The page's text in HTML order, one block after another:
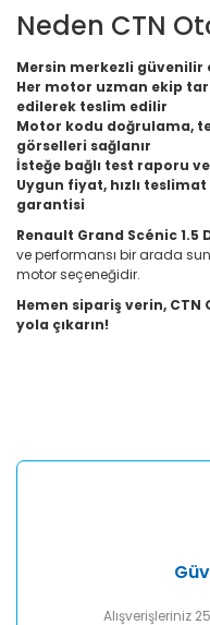
Neden CTN
Mersin merkezli
Her motor uzman ekip
edilerek teslim edilir
Motor kodu doğrulama,
görselleri sağlanır
İsteğe bağlı test raporu
Uygun fiyat, hızlı
garantisi
Renault Grand Scénic 1.5
ve performansı bir arada
motor seçeneğidir.
Hemen sipariş verin, CTN
yola çıkarın!
Ürün fiyatı diğer
Alışverişleriniz